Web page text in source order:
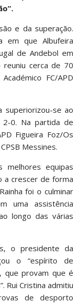
e da superação.
em que Albufeira
de Andebol em
reuniu cerca de 70
FC/APD
superiorizou-se ao
2-0. Na partida de
Figueira Foz/Os
Messines.
melhores equipas
a crescer de forma
foi o culminar
uma assistência
longo das várias
o presidente da
o “espírito de
que provam que é
Rui Cristina admitiu
de desporto